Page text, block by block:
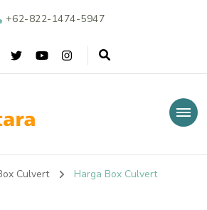
+62-822-1474-5947
Precast
Culvert
Harga Box Culvert